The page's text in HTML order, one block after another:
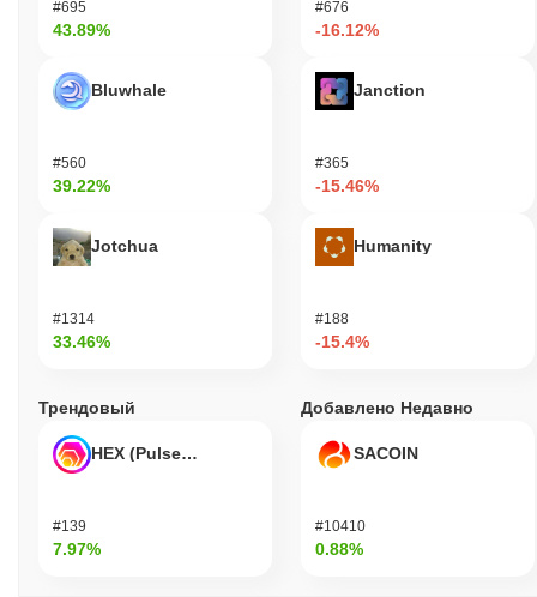
#695
43.89%
Bluwhale
#560
39.22%
Jotchua
#1314
33.46%
#676
-16.12%
Janction
#365
-15.46%
Humanity
#188
-15.4%
Трендовый
HEX (Pulsechain)
#139
7.97%
Добавлено Недавно
SACOIN
#10410
0.88%